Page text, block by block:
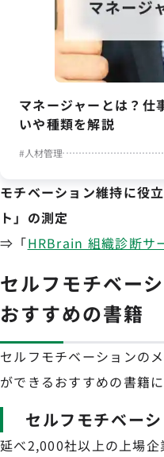
マネージャーとは？仕
いや種類を解説
#人材管理
モチベーション維持に役
ト」の測定
⇒「HRBrain 組織診断サ
セルフモチベー
おすすめの書籍
セルフモチベーションの
ができるおすすめの書籍
セルフモチベー
延べ2,000社以上の上場